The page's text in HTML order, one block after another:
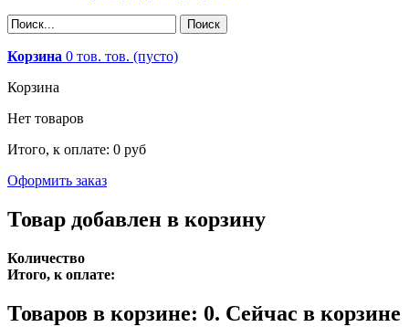
Корзина 0 тов. тов. (пусто)
Корзина
Нет товаров
Итого, к оплате: 0 руб
Оформить заказ
Товар добавлен в корзину
Количество
Итого, к оплате:
Товаров в корзине: 0. Сейчас в корзине